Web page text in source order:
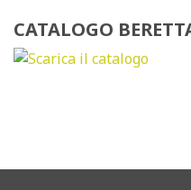
CATALOGO